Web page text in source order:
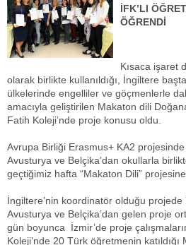
İFK’LI
ÖĞRENDİ
Kısaca işaret
olarak birlikte kullanıldığı, İngiltere
ülkelerinde engelliler ve göçmenlerle
amacıyla geliştirilen Makaton dili
Fatih Koleji’nde proje konusu oldu.
Avrupa Birliği Erasmus+ KA2
Avusturya ve Belçika’dan okullarla
geçtiğimiz hafta “Makaton Dili”
İngiltere’nin koordinatör olduğu projede
Avusturya ve Belçika’dan gelen proje
gün boyunca İzmir’de proje
Koleji’nde 20 Türk öğretmenin